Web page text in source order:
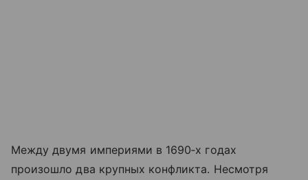
Между двумя империями в 1690‑х годах
произошло два крупных конфликта. Несмотря